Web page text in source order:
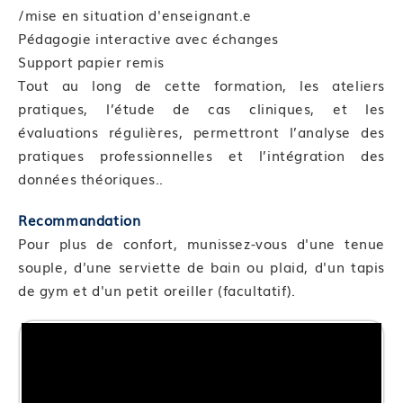
rapport à sa pratique et à son utilisation
Compétence 02 : Réviser les techniques
Module 02 : Réviser quelques techniques
posturales indispensables – Revoir livret 1
Module 03 : Réviser quelques techniques
respiratoires indispensables – Revoir livret 1
Module 04 : Les modifier et les adapter à de
Module 05 : Savoir mettre en pratique par son
propre ressenti : auto- apprentissage
Compétence 03 : Renforcement et harmonisation
respiration
/mise en situation d'enseignant.e
Pédagogie interactive avec échanges
Support papier remis
Tout au long de cette formation, les ateliers
pratiques, l’étude de cas cliniques, et les
évaluations régulières, permettront l’analyse des
pratiques professionnelles et l’intégration des
données théoriques..
Recommandation
Pour plus de confort, munissez-vous d'une tenue
souple, d'une serviette de bain ou plaid, d'un tapis
de gym et d'un petit oreiller (facultatif).